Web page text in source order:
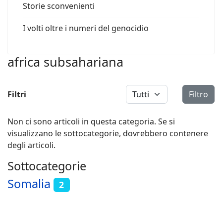
Storie sconvenienti
I volti oltre i numeri del genocidio
africa subsahariana
Filtri Visualizza # Filtro
Non ci sono articoli in questa categoria. Se si
visualizzano le sottocategorie, dovrebbero contenere
degli articoli.
Sottocategorie
Somalia
2